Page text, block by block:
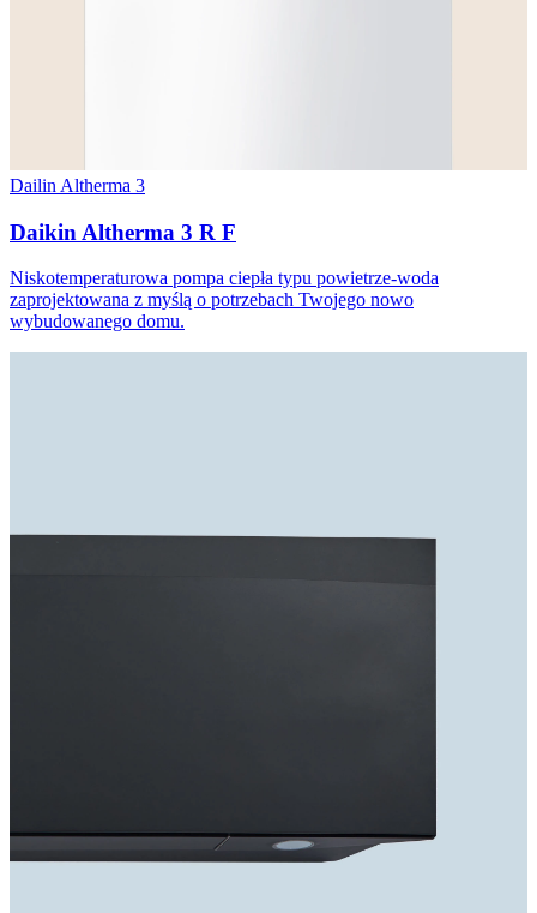
Dailin Altherma 3
Daikin Altherma 3 R F
Niskotemperaturowa pompa ciepła typu powietrze-woda
zaprojektowana z myślą o potrzebach Twojego nowo
wybudowanego domu.